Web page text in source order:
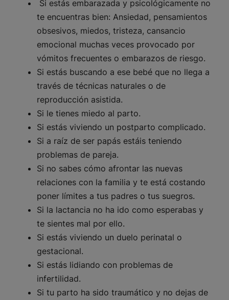
Si estás embarazada y psicológicamente no
te encuentras bien: Ansiedad, pensamientos
obsesivos, miedos, tristeza, cansancio
emocional muchas veces provocado por
vómitos frecuentes o embarazos de riesgo.
Si estás buscando a ese bebé que no llega a
través de técnicas naturales o de
reproducción asistida.
Si le tienes miedo al parto.
Si estás viviendo un postparto complicado.
Si a raíz de ser papás estáis teniendo
problemas de pareja.
Si no sabes cómo afrontar las nuevas
relaciones con la familia y te está costando
poner límites a tus padres o tus suegros.
Si la lactancia no ha ido como esperabas y
te sientes mal por ello.
Si estás viviendo un duelo perinatal o
gestacional.
Si estás lidiando con problemas de
infertilidad.
Si tu parto ha sido traumático y no dejas de